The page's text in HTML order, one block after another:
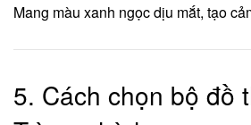
Mang màu xanh ngọc dịu mắt, tạo
5. Cách chọn bộ đồ